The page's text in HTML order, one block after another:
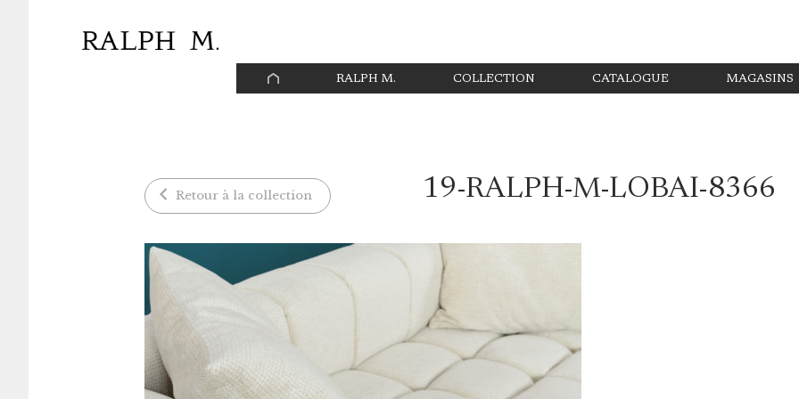
PAGE
D’ACCUEIL
RALPH M. COLLECTION CATALOGUE MAGASINS
19-RALPH-M-LOBAI-8366
Retour à la collection